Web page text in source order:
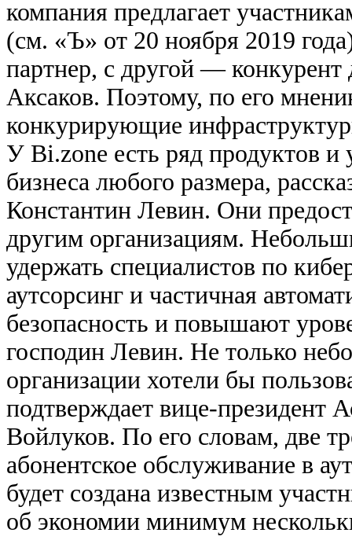
компания предлагает
(см. «Ъ» от 20 ноября 2019
партнер, с другой —
Аксаков. Поэтому, по его
конкурирующие
У Bi.zone есть ряд продуктов и
бизнеса любого размера,
Константин Левин. Они
другим организациям.
удержать специалистов по
аутсорсинг и частичная
безопасность и повышают
господин Левин. Не только
организации хотели бы
подтверждает вице-президент
Войлуков. По его словам, две
абонентское обслуживание в
будет создана известным
об экономии минимум